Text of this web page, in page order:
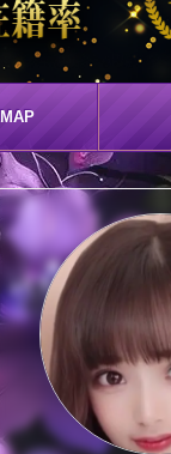
MAP